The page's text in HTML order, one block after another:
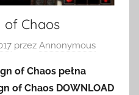
of Chaos
przez Annonymous
of Chaos pełna
of Chaos DOWNLOAD